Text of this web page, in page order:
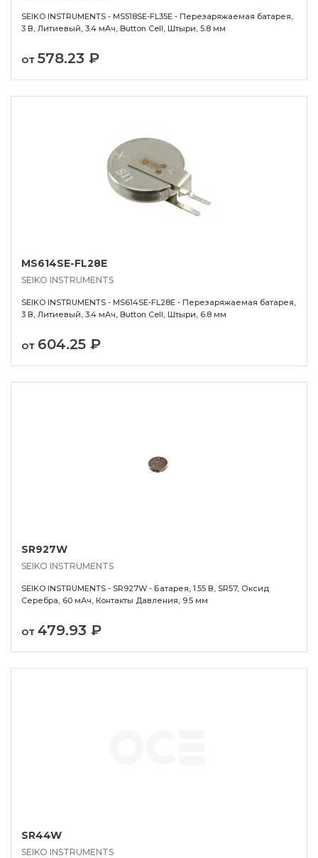
SEIKO INSTRUMENTS - MS518SE-FL35E - Перезаряжаемая батарея,
3 В, Литиевый, 3.4 мАч, Button Cell, Штыри, 5.8 мм
от 578.23 ₽
MS614SE-FL28E
SEIKO INSTRUMENTS
SEIKO INSTRUMENTS - MS614SE-FL28E - Перезаряжаемая батарея,
3 В, Литиевый, 3.4 мАч, Button Cell, Штыри, 6.8 мм
от 604.25 ₽
SR927W
SEIKO INSTRUMENTS
SEIKO INSTRUMENTS - SR927W - Батарея, 1.55 В, SR57, Оксид
Серебра, 60 мАч, Контакты Давления, 9.5 мм
от 479.93 ₽
SR44W
SEIKO INSTRUMENTS